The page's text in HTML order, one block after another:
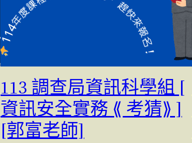
113 調查局資訊科學組 [
資訊安全實務 ⟪ 考猜⟫ ]
[郭富老師]